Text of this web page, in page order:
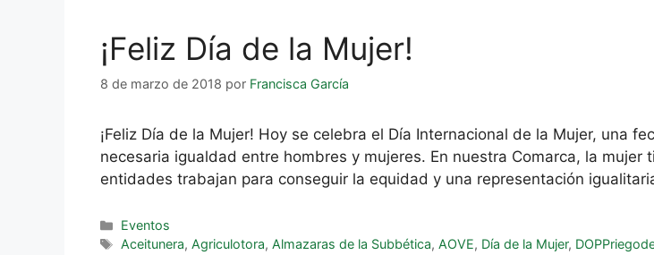
¡Feliz Día de la Mujer!
8 de marzo de 2018 por Francisca García
¡Feliz Día de la Mujer! Hoy se celebra el Día Internacional de la Mujer, una
necesaria igualdad entre hombres y mujeres. En nuestra Comarca, la
entidades trabajan para conseguir la equidad y una representación
Eventos
Aceitunera,Agriculotora,Almazaras de la Subbética,AOVE, Día de la Mujer,